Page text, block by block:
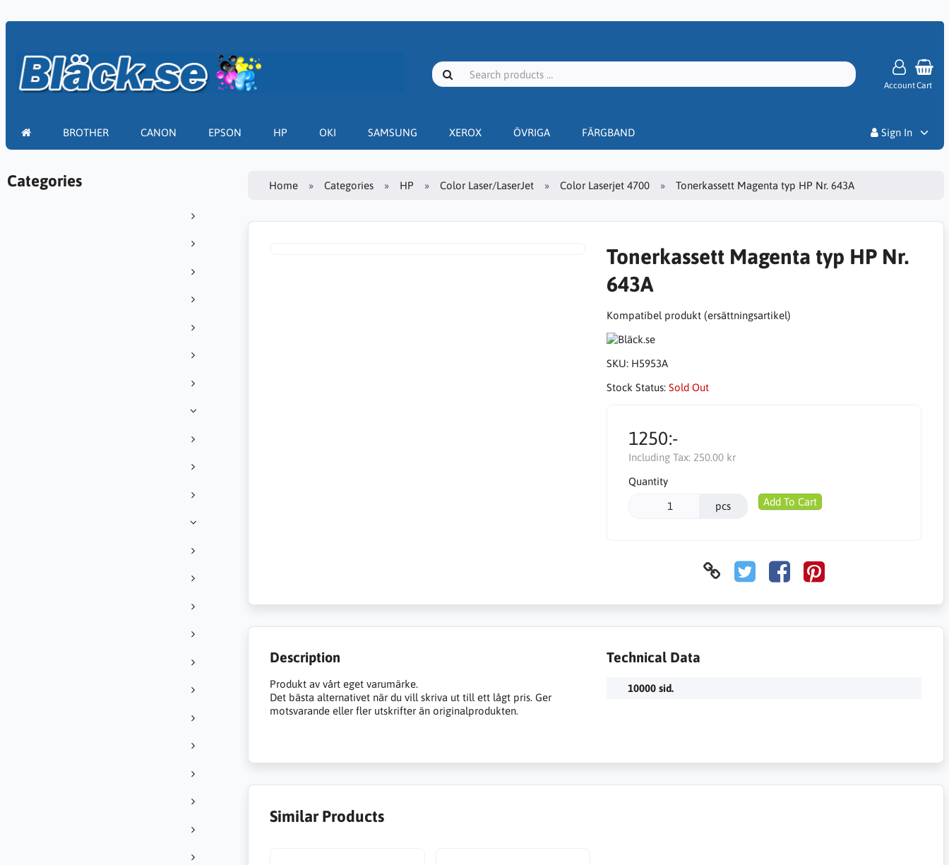
AccountCart
BROTHER CANON EPSON HP OKI SAMSUNG XEROX ÖVRIGA FÄRGBAND
Sign In
Categories Home Categories HP Color Laser/LaserJet Color Laserjet 4700 Tonerkassett Magenta typ HP Nr. 643A
Tonerkassett Magenta typ HP Nr.
643A
Kompatibel produkt (ersättningsartikel)
SKU: H5953A
Stock Status: Sold Out
1250:-
Including Tax: 250.00 kr
Quantity
pcs Add To Cart
Description
Produkt av vårt eget varumärke.
Det bästa alternativet när du vill skriva ut till ett lågt pris. Ger
motsvarande eller fler utskrifter än originalprodukten.
Technical Data
10000 sid.
Similar Products